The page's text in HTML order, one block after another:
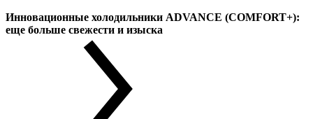
Инновационные холодильники ADVANCE (COMFORT+):
еще больше свежести и изыска